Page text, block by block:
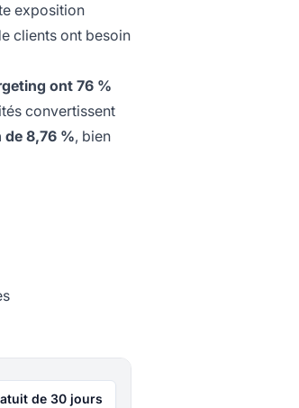
exposition
clients ont besoin
ont 76 %
convertissent
8,76 %, bien
de 30 jours